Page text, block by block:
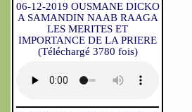
06-12-2019 OUSMANE DICKO
A SAMANDIN NAAB RAAGA
LES MERITES ET
IMPORTANCE DE LA PRIERE
(Téléchargé 3780 fois)